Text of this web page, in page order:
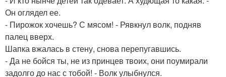
Он оглядел ее.
- Пирожок хочешь? С мясом! - Рявкнул волк, подняв
палец вверх.
Шапка вжалась в стену, снова перепугавшись.
- Да не бойся ты, не из принцев твоих, они поумирали
задолго до нас с тобой! - Волк улыбнулся.